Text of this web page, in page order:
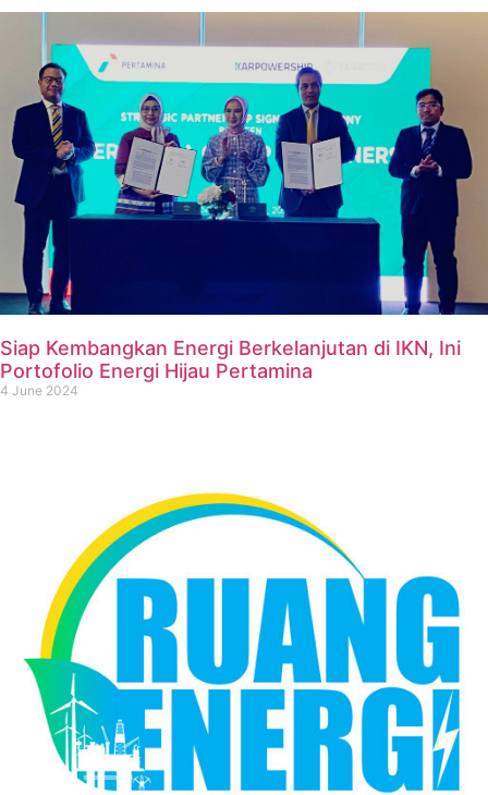
Siap Kembangkan Energi Berkelanjutan di IKN, Ini
Portofolio Energi Hijau Pertamina
4 June 2024